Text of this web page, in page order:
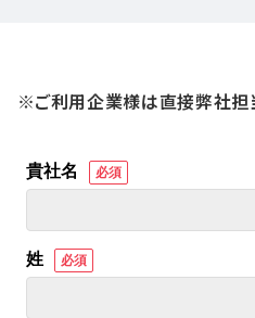
※ご利用企業様は直接弊社担